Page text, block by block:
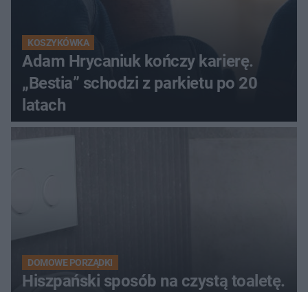
KOSZYKÓWKA
Adam Hrycaniuk kończy karierę.
„Bestia” schodzi z parkietu po 20
latach
DOMOWE PORZĄDKI
Hiszpański sposób na czystą toaletę.